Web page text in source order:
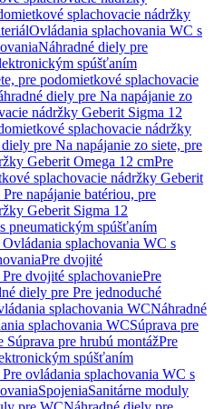
splachovacie nádržky
Ovládania splachovania WC s
Náhradné diely pre
spúšťaním
pre podomietkové splachovacie
diely pre Na napájanie zo
nádržky Geberit Sigma 12
splachovacie nádržky
pre Na napájanie zo siete, pre
Geberit Omega 12 cmPre
splachovacie nádržky Geberit
napájanie batériou, pre
Geberit Sigma 12
pneumatickým spúšťaním
splachovania WC s
Pre dvojité
dvojité splachovaniePre
diely pre Pre jednoduché
splachovania WCNáhradné
splachovania WCSúprava pre
Súprava pre hrubú montážPre
spúšťaním
ovládania splachovania WC s
SpojeniaSanitárne moduly